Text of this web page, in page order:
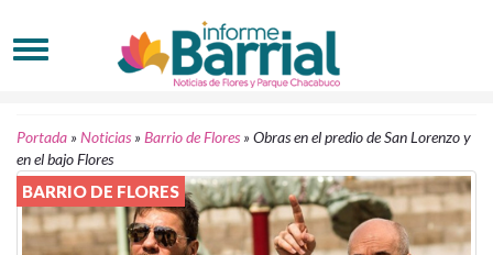
Portada »Noticias »Barrio de Flores »Obras en el predio de San Lorenzo y
en el bajo Flores
BARRIO DE FLORES